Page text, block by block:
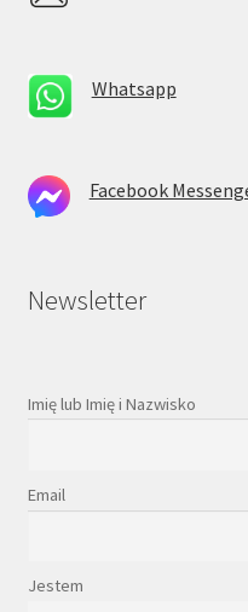
Whatsapp
Facebook
Newsletter
Imię lub Imię i Nazwisko
Email
Jestem